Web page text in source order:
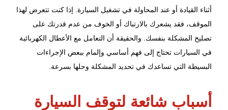
أثناء القيادة أو عند المحاولة في تشغيل السيارة. إذا كنت تتعرض لهذا
الموقف، فقد يشعرك بالارتباك أو الخوف من عدم قدرتك على
تصليح المشكلة بنفسك. والحقيقة أن التعامل مع الأعطال الكهربائية
في السيارات تحتاج إلى فهم أساسي وإلمام ببعض الإجراءات
البسيطة التي تساعدك في تحديد المشكلة وحلها بسرعة.
أسباب شائعة لتوقف السيارة